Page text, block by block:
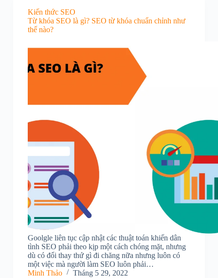
Kiến thức SEO
Từ khóa SEO là gì? SEO từ khóa chuẩn chỉnh như
thế nào?
Goolgle liên tục cập nhật các thuật toán khiến dân
tình SEO phải theo kịp một cách chóng mặt, nhưng
dù có đổi thay thứ gì đi chăng nữa nhưng luôn có
một việc mà người làm SEO luôn phải…
Minh Thảo
Tháng 5 29, 2022